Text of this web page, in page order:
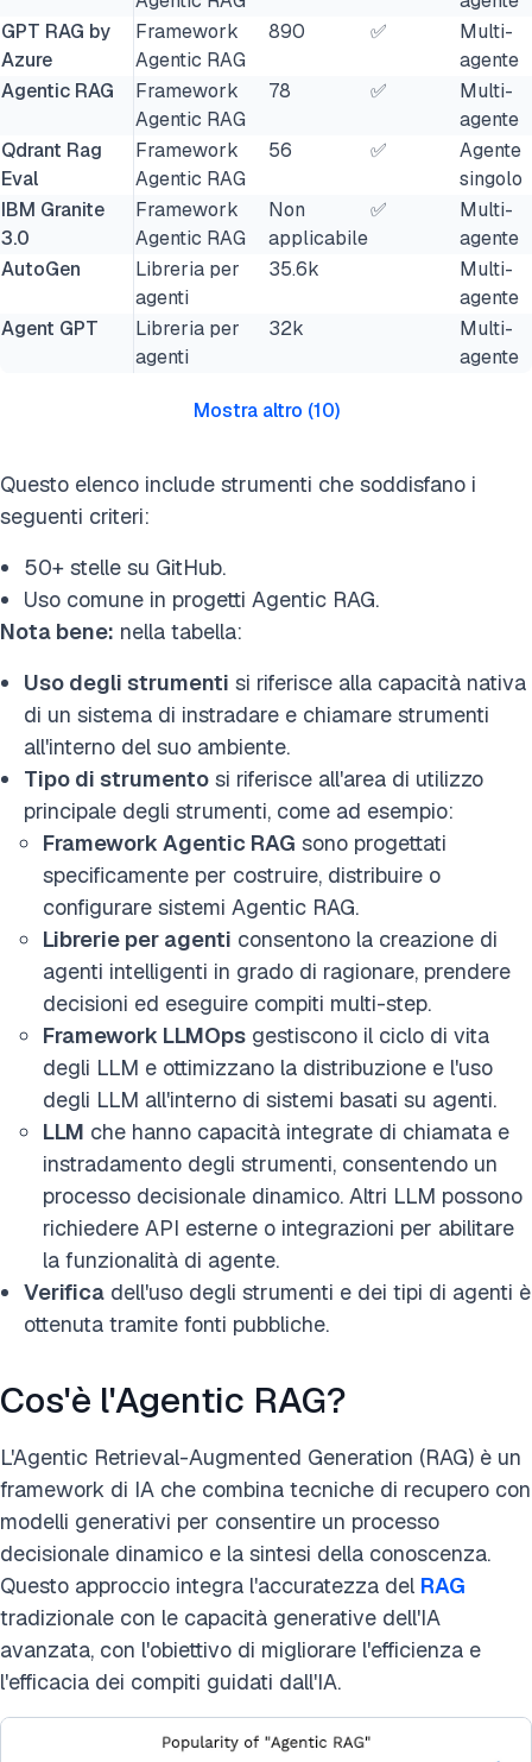
GPT RAG by
Azure
Framework
Agentic RAG
890 ✅
Multi-
agente
Agentic RAG
Framework
Agentic RAG
78 ✅
Multi-
agente
Qdrant Rag
Eval
Framework
Agentic RAG
56 ✅
Agente
singolo
IBM Granite
3.0
Framework
Agentic RAG
Non
applicabile
✅
Multi-
agente
AutoGen
Libreria per
agenti
35.6k
Multi-
agente
Agent GPT
Libreria per
agenti
32k
Multi-
agente
Mostra altro (10)
Questo elenco include strumenti che soddisfano i
seguenti criteri:
50+ stelle su GitHub.
Uso comune in progetti Agentic RAG.
Nota bene: nella tabella:
Uso degli strumenti si riferisce alla capacità nativa
di un sistema di instradare e chiamare strumenti
all'interno del suo ambiente.
Tipo di strumento si riferisce all'area di utilizzo
principale degli strumenti, come ad esempio:
Framework Agentic RAG sono progettati
specificamente per costruire, distribuire o
configurare sistemi Agentic RAG.
Librerie per agenti consentono la creazione di
agenti intelligenti in grado di ragionare, prendere
decisioni ed eseguire compiti multi-step.
Framework LLMOps gestiscono il ciclo di vita
degli LLM e ottimizzano la distribuzione e l'uso
degli LLM all'interno di sistemi basati su agenti.
LLM che hanno capacità integrate di chiamata e
instradamento degli strumenti, consentendo un
processo decisionale dinamico. Altri LLM possono
richiedere API esterne o integrazioni per abilitare
la funzionalità di agente.
Verifica dell'uso degli strumenti e dei tipi di agenti è
ottenuta tramite fonti pubbliche.
Cos'è l'Agentic RAG?
L'Agentic Retrieval-Augmented Generation (RAG) è un
framework di IA che combina tecniche di recupero con
modelli generativi per consentire un processo
decisionale dinamico e la sintesi della conoscenza.
Questo approccio integra l'accuratezza del RAG
tradizionale con le capacità generative dell'IA
avanzata, con l'obiettivo di migliorare l'efficienza e
l'efficacia dei compiti guidati dall'IA.